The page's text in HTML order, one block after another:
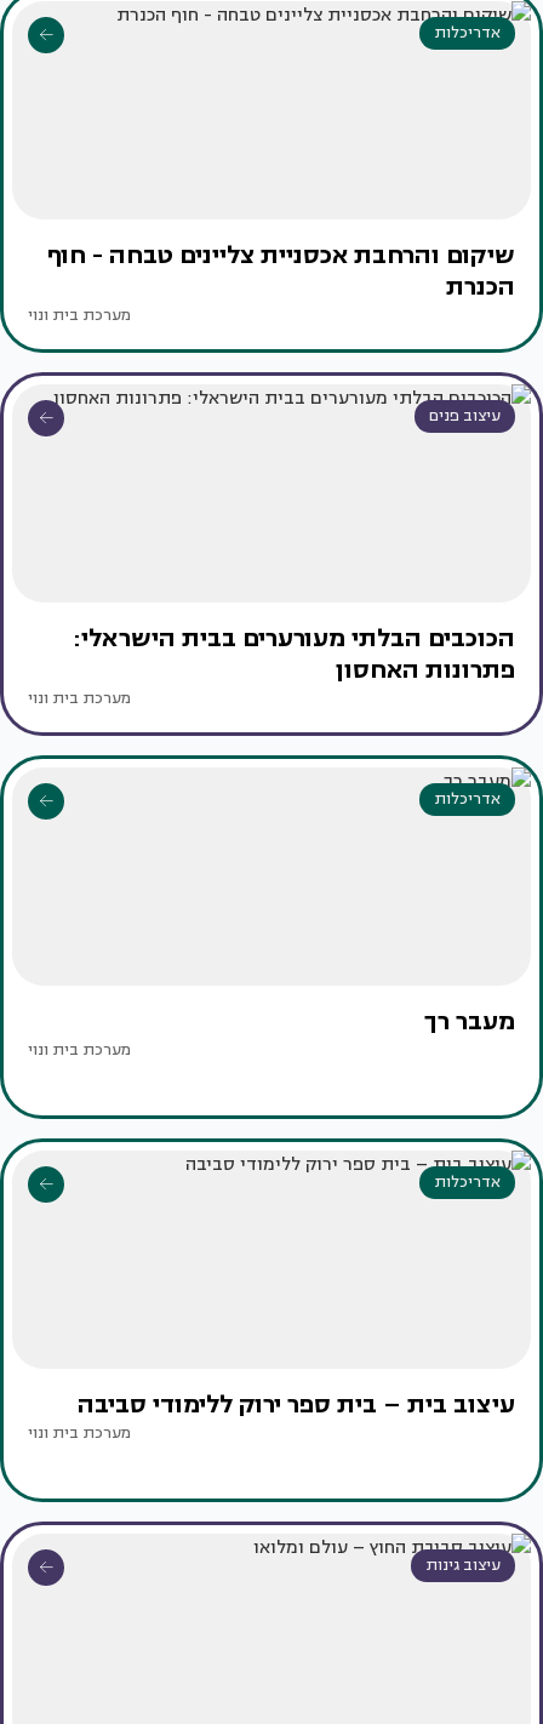
אדריכלות
שיקום והרחבת אכסניית צליינים טבחה - חוף
הכנרת
מערכת בית ונוי
עיצוב פנים
הכוכבים הבלתי מעורערים בבית הישראלי:
פתרונות האחסון
מערכת בית ונוי
אדריכלות
מעבר רך
מערכת בית ונוי
אדריכלות
עיצוב בית – בית ספר ירוק ללימודי סביבה
מערכת בית ונוי
עיצוב גינות